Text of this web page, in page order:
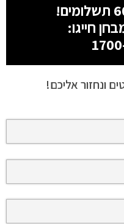
חייגו:
ונחזור אליכם!